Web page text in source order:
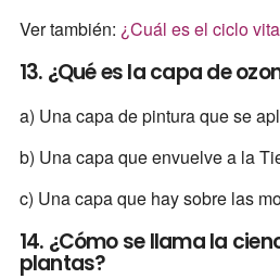
Ver también: ¿Cuál es el ciclo
13. ¿Qué es la capa de
a) Una capa de pintura que se
b) Una capa que envuelve a la
c) Una capa que hay sobre las
14. ¿Cómo se llama la
plantas?